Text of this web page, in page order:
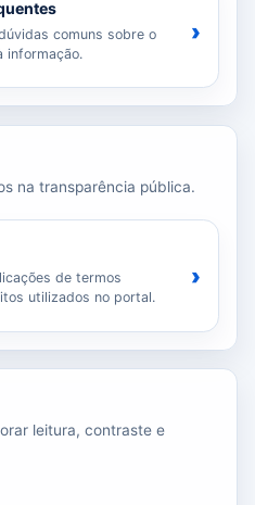
comuns sobre o
informação.
›
na transparência pública.
de termos
utilizados no portal.
›
leitura, contraste e